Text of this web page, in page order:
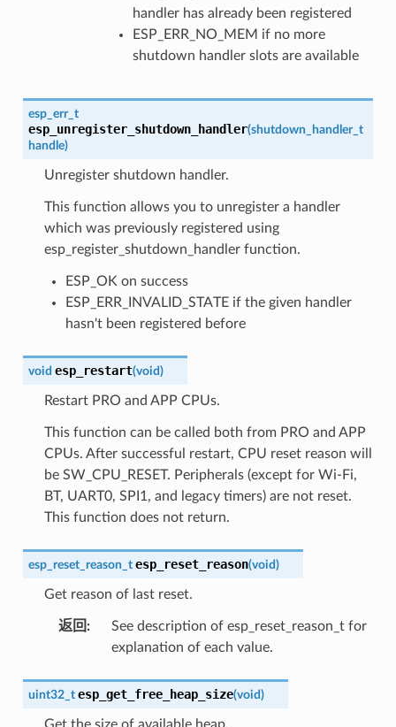
handler has already been registered
ESP_ERR_NO_MEM if no more
shutdown handler slots are available
esp_err_t
esp_unregister_shutdown_handler(shutdown_handler_t
handle)
Unregister shutdown handler.
This function allows you to unregister a handler
which was previously registered using
esp_register_shutdown_handler function.
ESP_OK on success
ESP_ERR_INVALID_STATE if the given handler
hasn't been registered before
void esp_restart(void)
Restart PRO and APP CPUs.
This function can be called both from PRO and APP
CPUs. After successful restart, CPU reset reason will
be SW_CPU_RESET. Peripherals (except for Wi-Fi,
BT, UART0, SPI1, and legacy timers) are not reset.
This function does not return.
esp_reset_reason_t esp_reset_reason(void)
Get reason of last reset.
返回 :
See description of esp_reset_reason_t for
explanation of each value.
uint32_t esp_get_free_heap_size(void)